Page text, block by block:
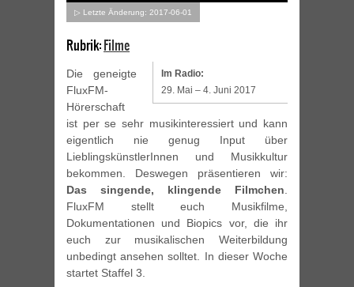
▷ Letzte Änderung: 2017-06-01
Rubrik:Filme
Im Radio:
29. Mai – 4. Juni 2017
Die geneigte
FluxFM-
Hörerschaft
ist per se sehr musikinteressiert und kann
eigentlich nie genug Input über
LieblingskünstlerInnen und Musikkultur
bekommen. Deswegen präsentieren wir:
Das singende, klingende Filmchen.
FluxFM stellt euch Musikfilme,
Dokumentationen und Biopics vor, die ihr
euch zur musikalischen Weiterbildung
unbedingt ansehen solltet. In dieser Woche
startet Staffel 3.